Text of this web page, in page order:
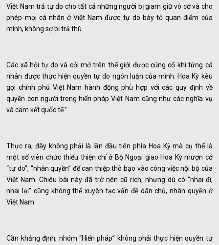
Việt Nam trả tự do cho tất cả những người bị giam giữ vô cớ và cho
phép mọi cá nhân ở Việt Nam được tự do bày tỏ quan điểm của
mình, không sợ bị trả thù.
Các xã hội tự do và cởi mở trên thế giới được củng cố khi từng cá
nhân được thực hiện quyền tự do ngôn luận của mình. Hoa Kỳ kêu
gọi chính phủ Việt Nam hành động phù hợp với các quy định về
quyền con người trong hiến pháp Việt Nam cũng như các nghĩa vụ
và cam kết quốc tế.”
Thực ra, đây không phải là lần đầu tiên phía Hoa Kỳ mà cụ thể là
một số viên chức thiếu thiện chí ở Bộ Ngoại giao Hoa Kỳ mượn cớ
“tự do”, “nhân quyền” để can thiệp thô bạo vào công việc nội bộ của
Việt Nam. Chiêu bài này đã trở nên cũ rích, nhưng dù có “nhai đi,
nhai lại” cũng không thể xuyên tạc vấn đề dân chủ, nhân quyền ở
Việt Nam.
Cần khẳng định, nhóm “Hiến pháp” không phải thực hiện quyền tự